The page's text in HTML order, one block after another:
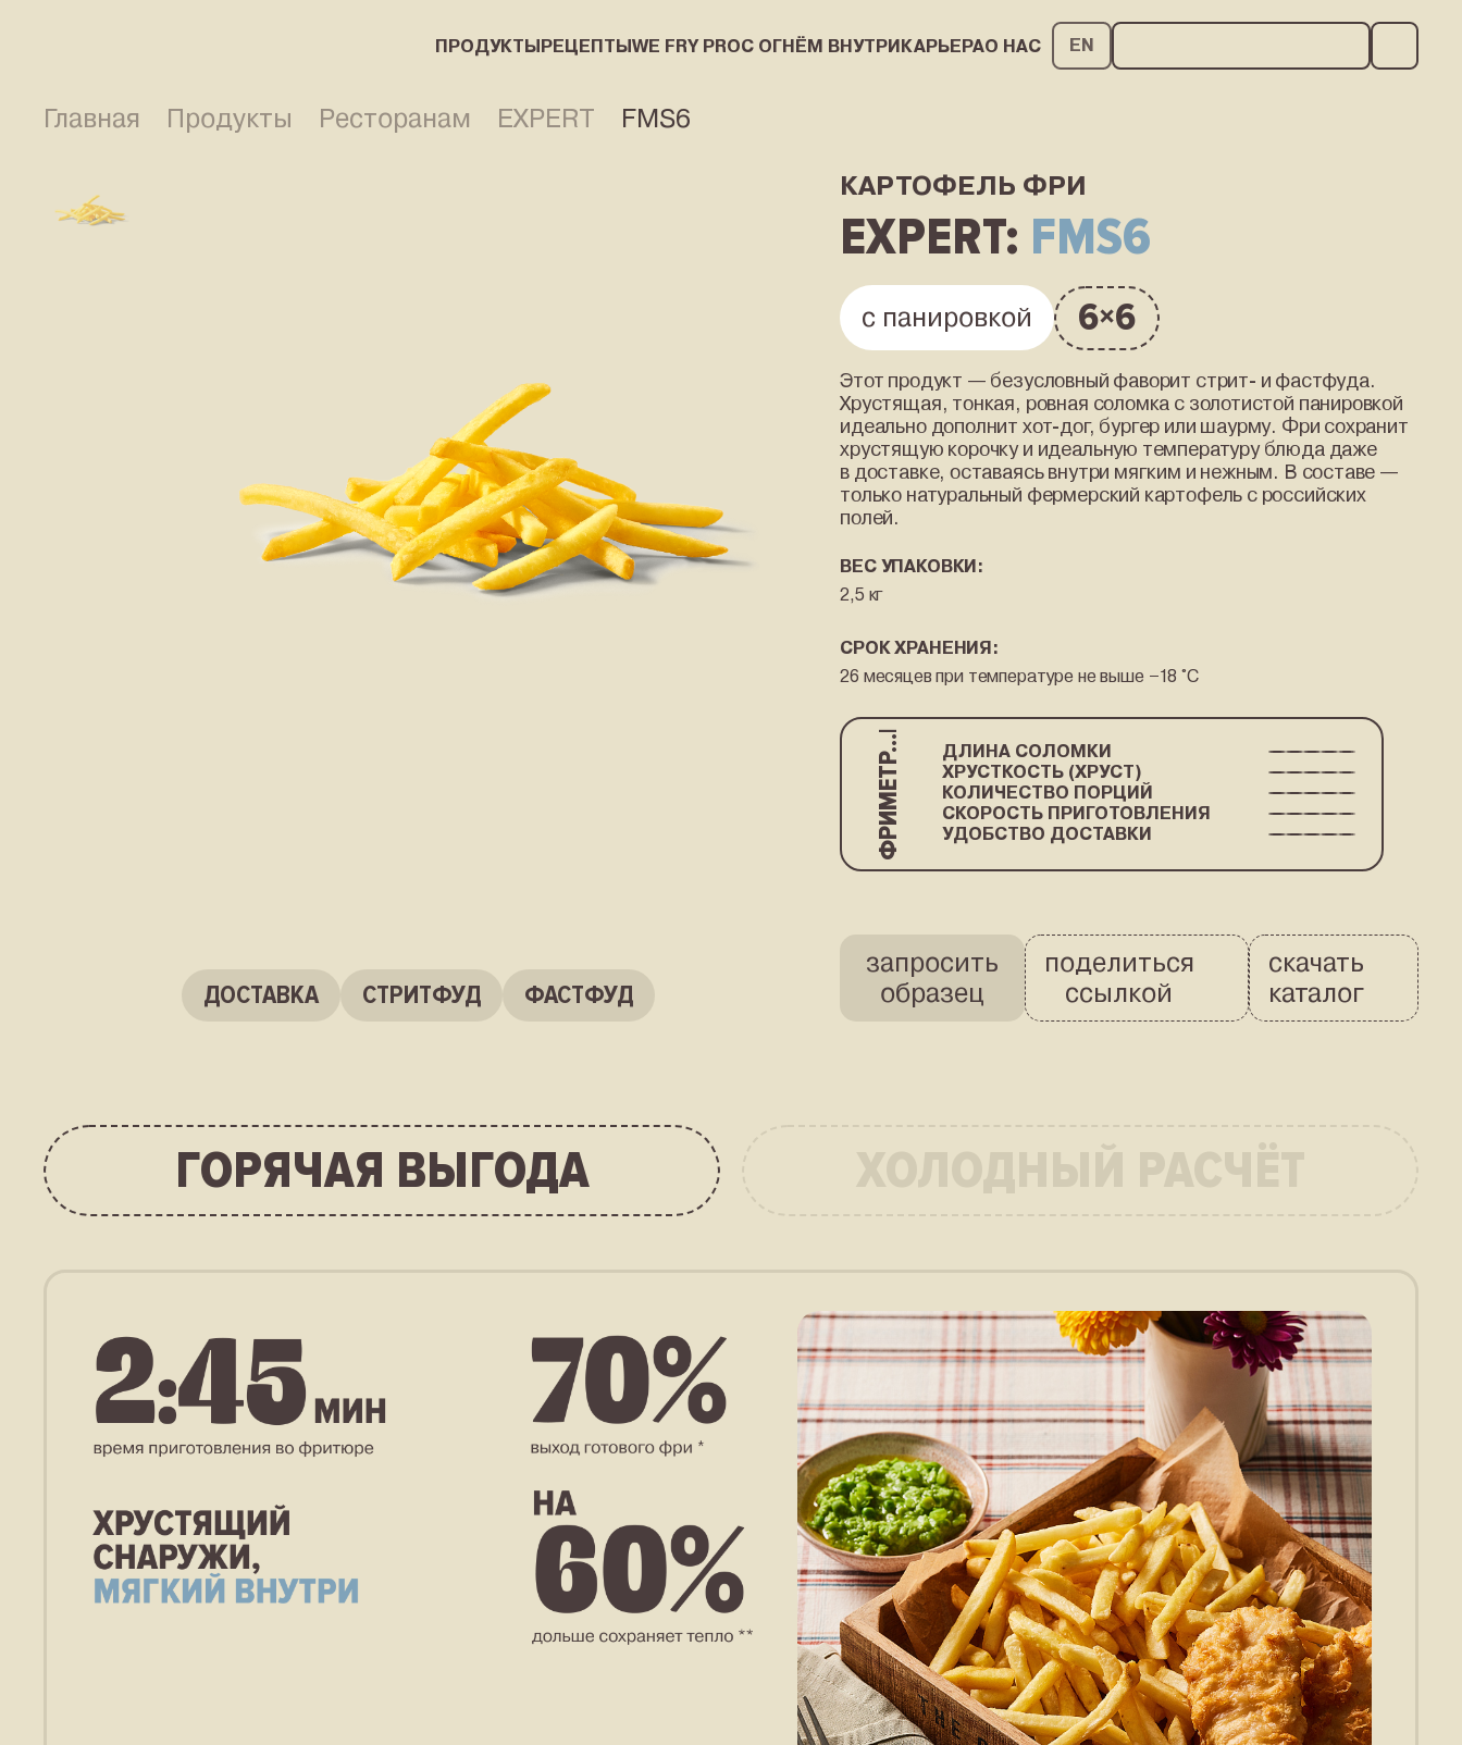
ПРОДУКТЫРЕЦЕПТЫWE FRY PROС ОГНЁМ ВНУТРИКАРЬЕРАО НАС EN
Главная Продукты Ресторанам EXPERT FMS6
ФАСТФУД
СТРИТФУД
ДОСТАВКА
КАРТОФЕЛЬ ФРИ
EXPERT: FMS6
с панировкой 6×6
Этот продукт — безусловный фаворит стрит- и фастфуда.
Хрустящая, тонкая, ровная соломка с золотистой панировкой
идеально дополнит хот-дог, бургер или шаурму. Фри сохранит
хрустящую корочку и идеальную температуру блюда даже
в доставке, оставаясь внутри мягким и нежным. В составе —
только натуральный фермерский картофель с российских
полей.
ВЕС УПАКОВКИ:
2,5 кг
СРОК ХРАНЕНИЯ:
26 месяцев при температуре не выше −18 °C
ФРИМЕТР...|
ДЛИНА СОЛОМКИ
ХРУСТКОСТЬ (ХРУСТ)
КОЛИЧЕСТВО ПОРЦИЙ
СКОРОСТЬ ПРИГОТОВЛЕНИЯ
УДОБСТВО ДОСТАВКИ
запросить
образец
поделиться
ссылкой
скачать
каталог
ГОРЯЧАЯ ВЫГОДА
С ОГНЁМ ВНУТРИ